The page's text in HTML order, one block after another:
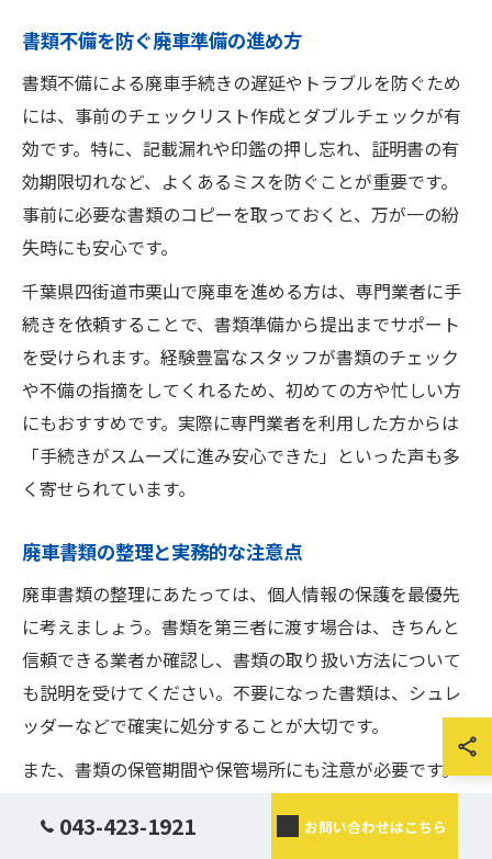
書類不備を防ぐ廃車準備の進め方
書類不備による廃車手続きの遅延やトラブルを防ぐため
には、事前のチェックリスト作成とダブルチェックが有
効です。特に、記載漏れや印鑑の押し忘れ、証明書の有
効期限切れなど、よくあるミスを防ぐことが重要です。
事前に必要な書類のコピーを取っておくと、万が一の紛
失時にも安心です。
千葉県四街道市栗山で廃車を進める方は、専門業者に手
続きを依頼することで、書類準備から提出までサポート
を受けられます。経験豊富なスタッフが書類のチェック
や不備の指摘をしてくれるため、初めての方や忙しい方
にもおすすめです。実際に専門業者を利用した方からは
「手続きがスムーズに進み安心できた」といった声も多
く寄せられています。
廃車書類の整理と実務的な注意点
廃車書類の整理にあたっては、個人情報の保護を最優先
に考えましょう。書類を第三者に渡す場合は、きちんと
信頼できる業者か確認し、書類の取り扱い方法について
も説明を受けてください。不要になった書類は、シュレ
ッダーなどで確実に処分することが大切です。
また、書類の保管期間や保管場所にも注意が必要です。
万が一、廃車後に税金や保険の手続きで書類が必要とな
るケースもあるため、一定期間は安全な場所で保管して
043-423-1921 お問い合わせはこちら